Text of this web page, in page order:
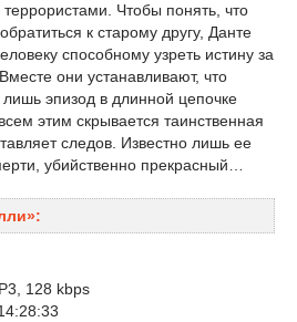
Чтобы понять, что
к старому другу, Данте
способному узреть истину за
они устанавливают, что
эпизод в длинной цепочке
этим скрывается таинственная
следов. Известно лишь ее
убийственно прекрасный…
128 kbps